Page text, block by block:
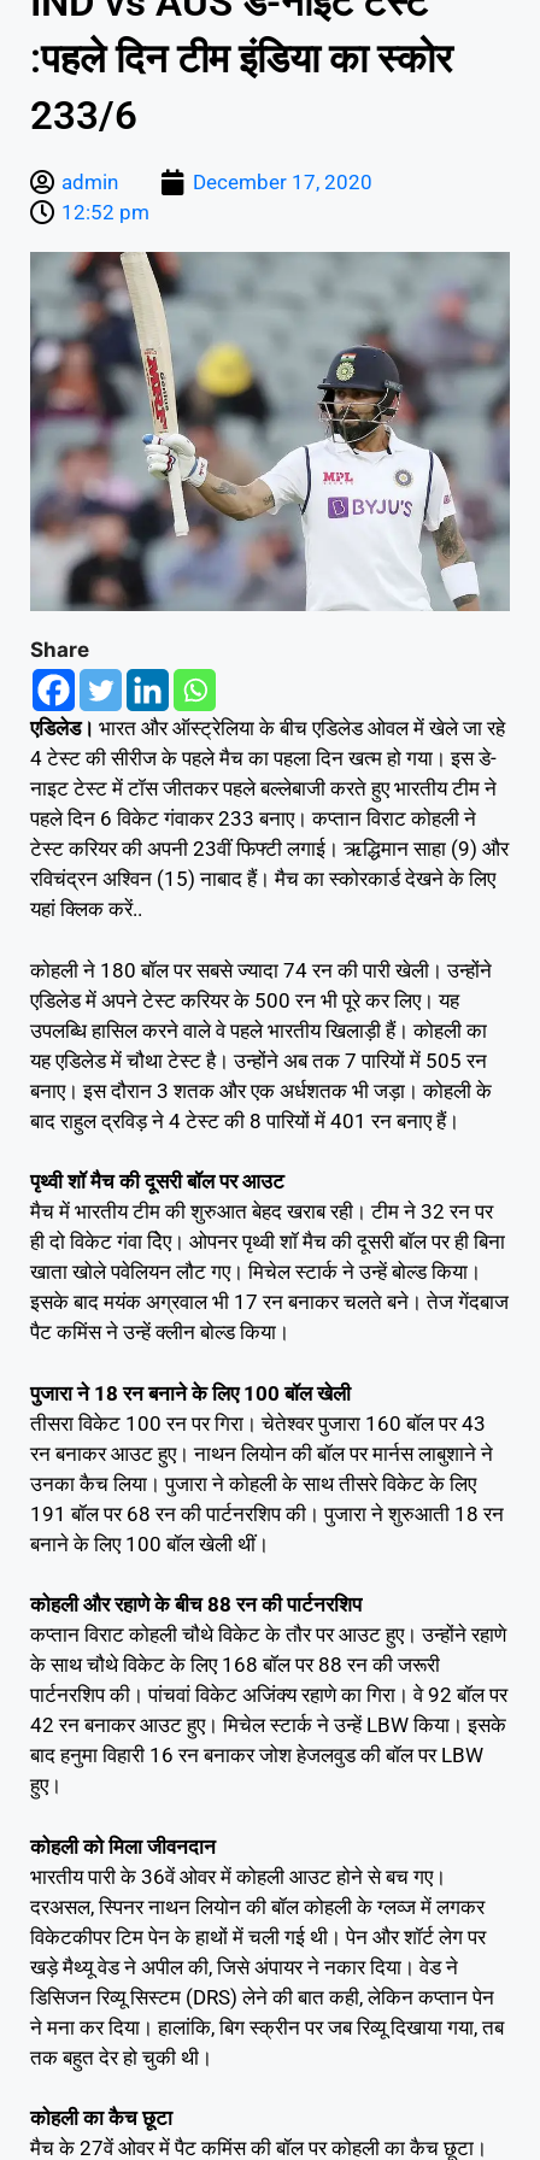
:पहले दिन टीम इंडिया का स्कोर
233/6
admin
December 17, 2020
12:52 pm
Share
एडिलेड। भारत और ऑस्ट्रेलिया के बीच एडिलेड ओवल में खेले जा रहे
4 टेस्ट की सीरीज के पहले मैच का पहला दिन खत्म हो गया। इस डे-
नाइट टेस्ट में टॉस जीतकर पहले बल्लेबाजी करते हुए भारतीय टीम ने
पहले दिन 6 विकेट गंवाकर 233 बनाए। कप्तान विराट कोहली ने
टेस्ट करियर की अपनी 23वीं फिफ्टी लगाई। ऋद्धिमान साहा (9) और
रविचंद्रन अश्विन (15) नाबाद हैं। मैच का स्कोरकार्ड देखने के लिए
यहां क्लिक करें..
कोहली ने 180 बॉल पर सबसे ज्यादा 74 रन की पारी खेली। उन्होंने
एडिलेड में अपने टेस्ट करियर के 500 रन भी पूरे कर लिए। यह
उपलब्धि हासिल करने वाले वे पहले भारतीय खिलाड़ी हैं। कोहली का
यह एडिलेड में चौथा टेस्ट है। उन्होंने अब तक 7 पारियों में 505 रन
बनाए। इस दौरान 3 शतक और एक अर्धशतक भी जड़ा। कोहली के
बाद राहुल द्रविड़ ने 4 टेस्ट की 8 पारियों में 401 रन बनाए हैं।
पृथ्वी शॉ मैच की दूसरी बॉल पर आउट
मैच में भारतीय टीम की शुरुआत बेहद खराब रही। टीम ने 32 रन पर
ही दो विकेट गंवा दिेए। ओपनर पृथ्वी शॉ मैच की दूसरी बॉल पर ही बिना
खाता खोले पवेलियन लौट गए। मिचेल स्टार्क ने उन्हें बोल्ड किया।
इसके बाद मयंक अग्रवाल भी 17 रन बनाकर चलते बने। तेज गेंदबाज
पैट कमिंस ने उन्हें क्लीन बोल्ड किया।
पुजारा ने 18 रन बनाने के लिए 100 बॉल खेली
तीसरा विकेट 100 रन पर गिरा। चेतेश्वर पुजारा 160 बॉल पर 43
रन बनाकर आउट हुए। नाथन लियोन की बॉल पर मार्नस लाबुशाने ने
उनका कैच लिया। पुजारा ने कोहली के साथ तीसरे विकेट के लिए
191 बॉल पर 68 रन की पार्टनरशिप की। पुजारा ने शुरुआती 18 रन
बनाने के लिए 100 बॉल खेली थीं।
कोहली और रहाणे के बीच 88 रन की पार्टनरशिप
कप्तान विराट कोहली चौथे विकेट के तौर पर आउट हुए। उन्होंने रहाणे
के साथ चौथे विकेट के लिए 168 बॉल पर 88 रन की जरूरी
पार्टनरशिप की। पांचवां विकेट अजिंक्य रहाणे का गिरा। वे 92 बॉल पर
42 रन बनाकर आउट हुए। मिचेल स्टार्क ने उन्हें LBW किया। इसके
बाद हनुमा विहारी 16 रन बनाकर जोश हेजलवुड की बॉल पर LBW
हुए।
कोहली को मिला जीवनदान
भारतीय पारी के 36वें ओवर में कोहली आउट होने से बच गए।
दरअसल, स्पिनर नाथन लियोन की बॉल कोहली के ग्लव्ज में लगकर
विकेटकीपर टिम पेन के हाथों में चली गई थी। पेन और शॉर्ट लेग पर
खड़े मैथ्यू वेड ने अपील की, जिसे अंपायर ने नकार दिया। वेड ने
डिसिजन रिव्यू सिस्टम (DRS) लेने की बात कही, लेकिन कप्तान पेन
ने मना कर दिया। हालांकि, बिग स्क्रीन पर जब रिव्यू दिखाया गया, तब
तक बहुत देर हो चुकी थी।
कोहली का कैच छूटा
मैच के 27वें ओवर में पैट कमिंस की बॉल पर कोहली का कैच छूटा।